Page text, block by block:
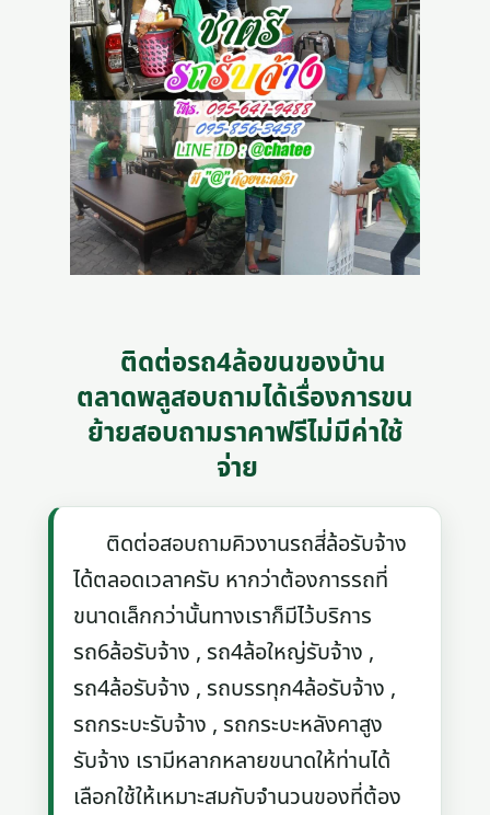
ติดต่อรถ4ล้อขนของบ้าน
ตลาดพลูสอบถามได้เรื่องการขน
ย้ายสอบถามราคาฟรีไม่มีค่าใช้
จ่าย
ติดต่อสอบถามคิวงานรถสี่ล้อรับจ้าง
ได้ตลอดเวลาครับ หากว่าต้องการรถที่
ขนาดเล็กกว่านั้นทางเราก็มีไว้บริการ
รถ6ล้อรับจ้าง , รถ4ล้อใหญ่รับจ้าง ,
รถ4ล้อรับจ้าง , รถบรรทุก4ล้อรับจ้าง ,
รถกระบะรับจ้าง , รถกระบะหลังคาสูง
รับจ้าง เรามีหลากหลายขนาดให้ท่านได้
เลือกใช้ให้เหมาะสมกับจำนวนของที่ต้อง